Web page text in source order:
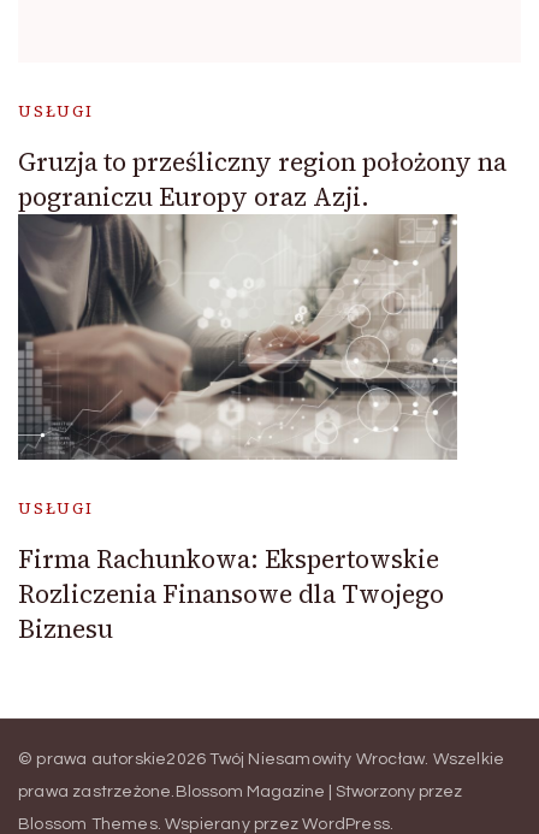
USŁUGI
Gruzja to prześliczny region położony na
pograniczu Europy oraz Azji.
USŁUGI
Firma Rachunkowa: Ekspertowskie
Rozliczenia Finansowe dla Twojego
Biznesu
© prawa autorskie2026Twój Niesamowity Wrocław. Wszelkie
prawa zastrzeżone. Blossom Magazine | Stworzony przez
Blossom Themes. Wspierany przezWordPress